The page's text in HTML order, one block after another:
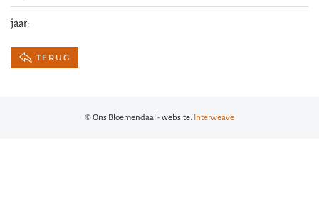
jaar:
TERUG
© Ons Bloemendaal - website: Interweave